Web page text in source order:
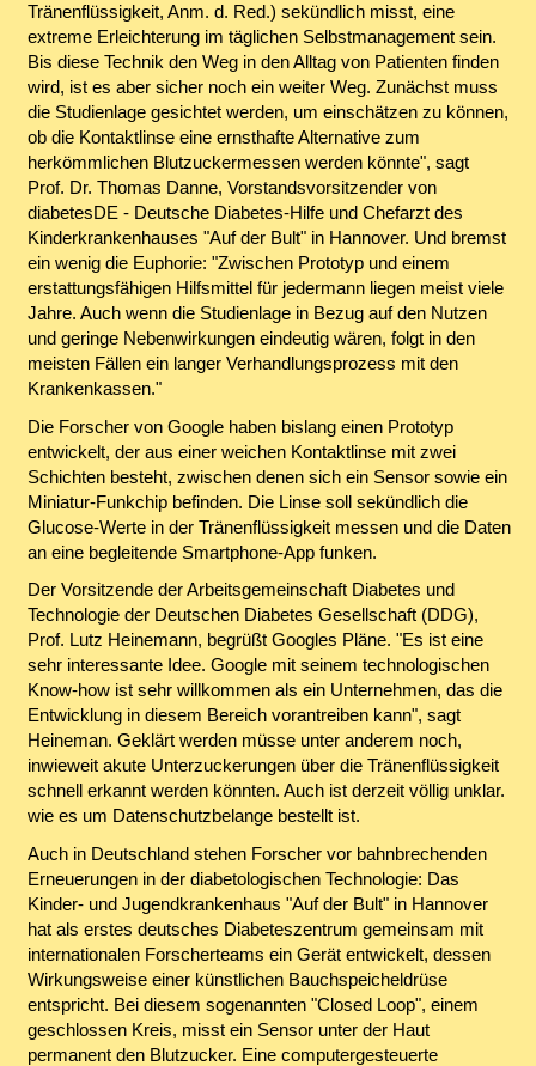
Tränenflüssigkeit, Anm. d. Red.) sekündlich misst, eine
extreme Erleichterung im täglichen Selbstmanagement sein.
Bis diese Technik den Weg in den Alltag von Patienten finden
wird, ist es aber sicher noch ein weiter Weg. Zunächst muss
die Studienlage gesichtet werden, um einschätzen zu können,
ob die Kontaktlinse eine ernsthafte Alternative zum
herkömmlichen Blutzuckermessen werden könnte", sagt
Prof. Dr. Thomas Danne, Vorstandsvorsitzender von
diabetesDE - Deutsche Diabetes-Hilfe und Chefarzt des
Kinderkrankenhauses "Auf der Bult" in Hannover. Und bremst
ein wenig die Euphorie: "Zwischen Prototyp und einem
erstattungsfähigen Hilfsmittel für jedermann liegen meist viele
Jahre. Auch wenn die Studienlage in Bezug auf den Nutzen
und geringe Nebenwirkungen eindeutig wären, folgt in den
meisten Fällen ein langer Verhandlungsprozess mit den
Krankenkassen."
Die Forscher von Google haben bislang einen Prototyp
entwickelt, der aus einer weichen Kontaktlinse mit zwei
Schichten besteht, zwischen denen sich ein Sensor sowie ein
Miniatur-Funkchip befinden. Die Linse soll sekündlich die
Glucose-Werte in der Tränenflüssigkeit messen und die Daten
an eine begleitende Smartphone-App funken.
Der Vorsitzende der Arbeitsgemeinschaft Diabetes und
Technologie der Deutschen Diabetes Gesellschaft (DDG),
Prof. Lutz Heinemann, begrüßt Googles Pläne. "Es ist eine
sehr interessante Idee. Google mit seinem technologischen
Know-how ist sehr willkommen als ein Unternehmen, das die
Entwicklung in diesem Bereich vorantreiben kann", sagt
Heineman. Geklärt werden müsse unter anderem noch,
inwieweit akute Unterzuckerungen über die Tränenflüssigkeit
schnell erkannt werden könnten. Auch ist derzeit völlig unklar.
wie es um Datenschutzbelange bestellt ist.
Auch in Deutschland stehen Forscher vor bahnbrechenden
Erneuerungen in der diabetologischen Technologie: Das
Kinder- und Jugendkrankenhaus "Auf der Bult" in Hannover
hat als erstes deutsches Diabeteszentrum gemeinsam mit
internationalen Forscherteams ein Gerät entwickelt, dessen
Wirkungsweise einer künstlichen Bauchspeicheldrüse
entspricht. Bei diesem sogenannten "Closed Loop", einem
geschlossen Kreis, misst ein Sensor unter der Haut
permanent den Blutzucker. Eine computergesteuerte